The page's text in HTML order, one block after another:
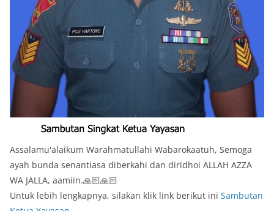
Assalamu'alaikum Warahmatullahi Wabarokaatuh, Semoga
ayah bunda senantiasa diberkahi dan diridhoi ALLAH AZZA
WA JALLA, aamiin.🙏🏻🙏🏻
Untuk lebih lengkapnya, silakan klik link berikut ini Sambutan